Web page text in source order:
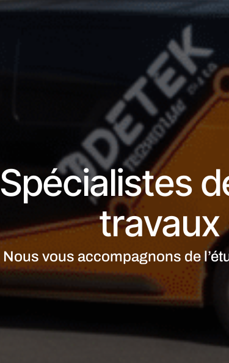
Spécialistes
travaux
Nous vous accompagnons de